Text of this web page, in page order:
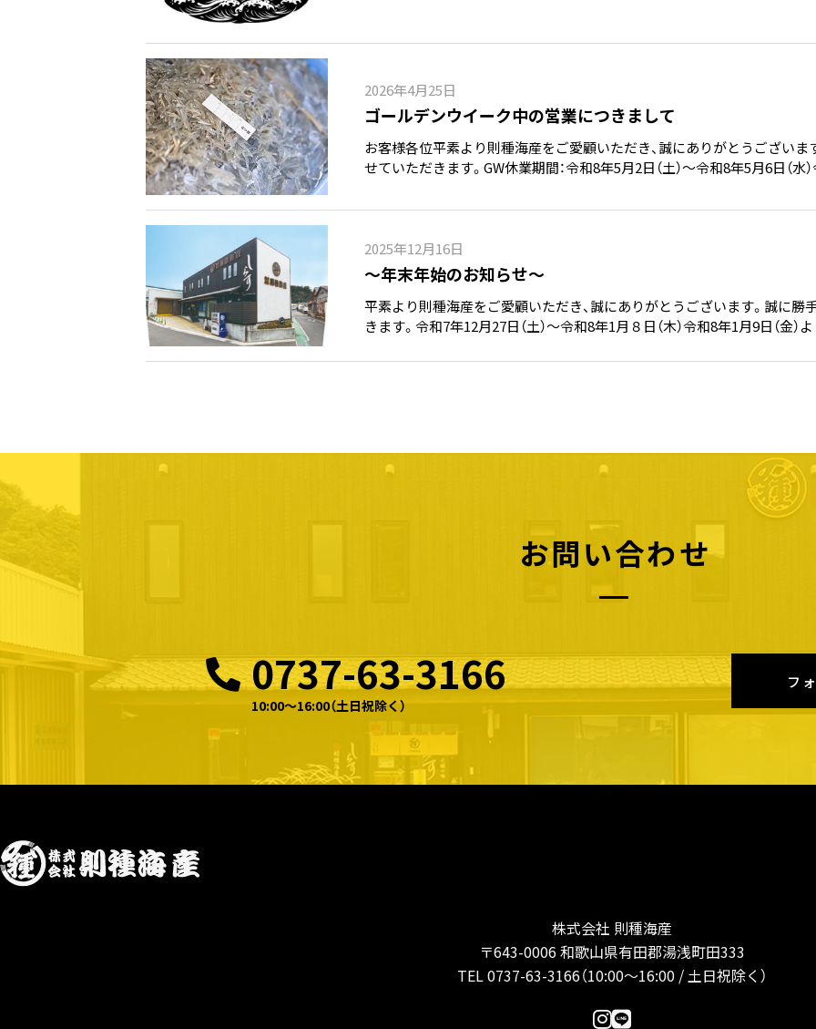
2026年4月25日
ゴールデンウイーク中の営業につきまして
お客様各位平素より則種海産をご愛顧いただき、誠にありがとうございま
せていただきます。GW休業期間：令和8年5月2日（土）～令和8年5月6日（水
より順次対応させていただきます。ご不便をおかけいたしますが、何卒ご
2025年12月16日
～年末年始のお知らせ～
平素より則種海産をご愛顧いただき、誠にありがとうございます。誠に勝
きます。令和7年12月27日（土）～令和8年1月８日（木）令和8年1月9日（金
ただきます。ご不便をおかけいたしますが、何卒ご理解のほどよろしくお
お問い合わせ
0737-63-3166
10:00〜16:00（土日祝除く）
フ
株式会社 則種海産
〒643-0006 和歌山県有田郡湯浅町田333
TEL 0737-63-3166（10:00〜16:00 / 土日祝除く）